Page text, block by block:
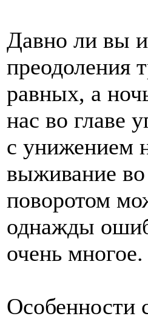
Давно ли вы
преодоления
равных, а
нас во главе
с унижением
выживание
поворотом
однажды
очень многое.
Особенности